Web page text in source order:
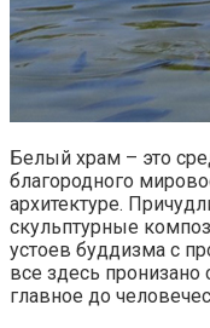
Белый храм – это
благородного
архитектуре.
скульптурные
устоев буддизма с
все здесь пронизано
главное до